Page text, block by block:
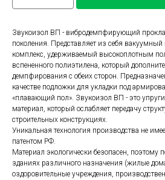
Звукоизол ВП - вибродемпфирующий
поколения. Представляет из себя
комплекс, удерживаемый высокоплотным
вспененного полиэтилена, который
демпфирования с обеих сторон.
качестве подложки для укладки под
«плавающий пол». Звукоизол ВП - это
материал, который ослабляет передачу
строительных конструкциях.
Уникальная технология производства не
патентом РФ.
Материал экологически безопасен, поэтому
зданиях различного назначения (жилые
оздоровительные учреждения,